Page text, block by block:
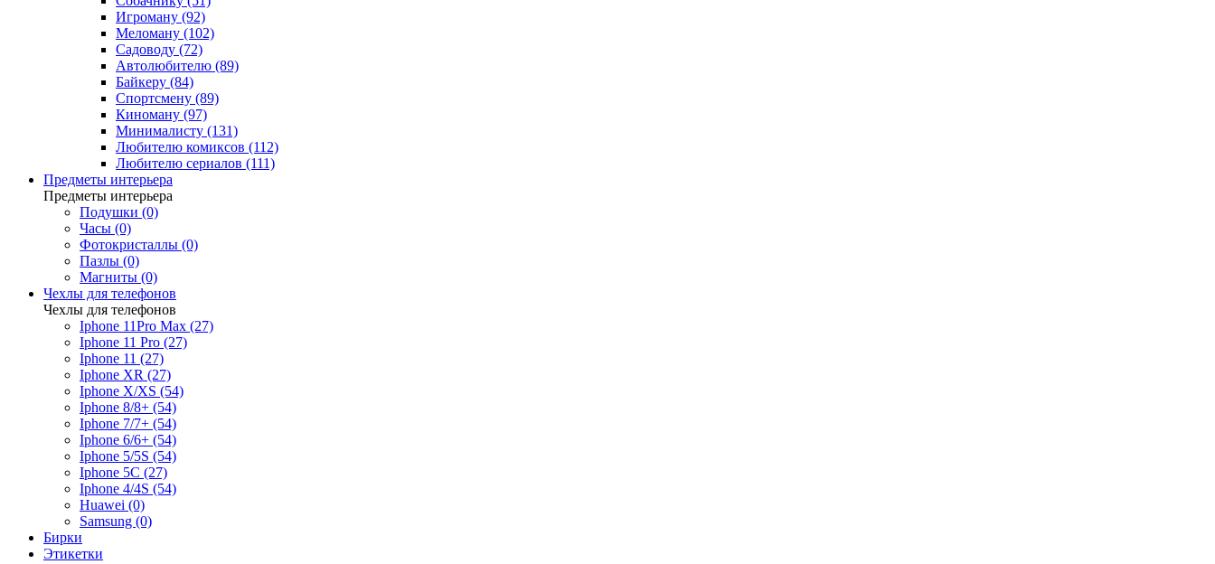
Игроману (92)
Меломану (102)
Садоводу (72)
Автолюбителю (89)
Байкеру (84)
Спортсмену (89)
Киноману (97)
Минималисту (131)
Любителю комиксов (112)
Любителю сериалов (111)
Предметы интерьера
Предметы интерьера
Подушки (0)
Часы (0)
Фотокристаллы (0)
Пазлы (0)
Магниты (0)
Чехлы для телефонов
Чехлы для телефонов
Iphone 11Pro Max (27)
Iphone 11 Pro (27)
Iphone 11 (27)
Iphone XR (27)
Iphone X/XS (54)
Iphone 8/8+ (54)
Iphone 7/7+ (54)
Iphone 6/6+ (54)
Iphone 5/5S (54)
Iphone 5C (27)
Iphone 4/4S (54)
Huawei (0)
Samsung (0)
Бирки
Этикетки